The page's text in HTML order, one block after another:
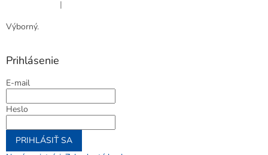
Hodnotenie produktu je 5 z 5 hviezdičiek.
|
Výborný.
Prihlásenie
E-mail
Heslo
PRIHLÁSIŤ SA